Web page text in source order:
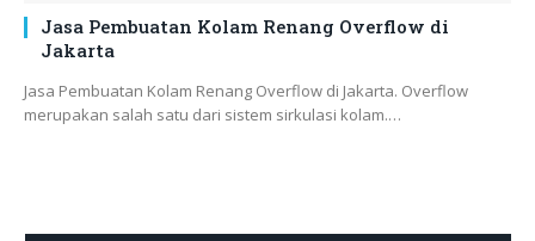
Jasa Pembuatan Kolam Renang Overflow di
Jakarta
Jasa Pembuatan Kolam Renang Overflow di Jakarta. Overflow
merupakan salah satu dari sistem sirkulasi kolam.…